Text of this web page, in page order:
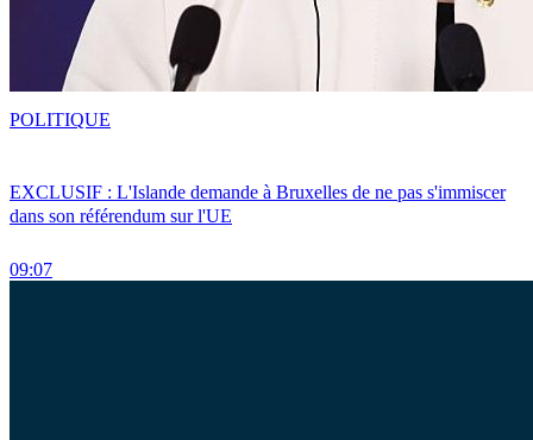
EXCLUSIF : L'Islande demande à Bruxelles de ne pas s'immiscer
dans son référendum sur l'UE
09:07
POLITIQUE